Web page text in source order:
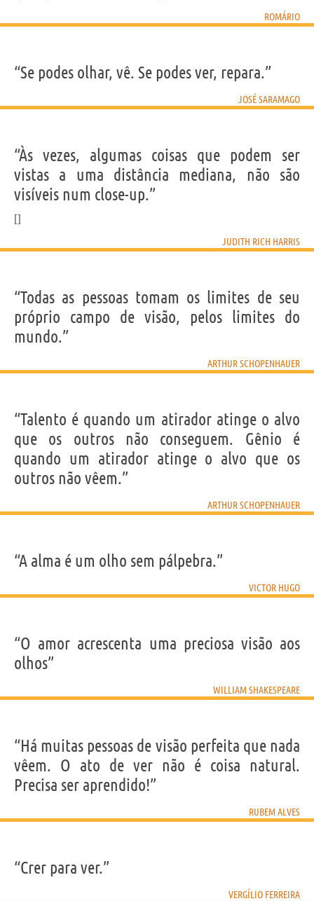
ROMÁRIO
“Se podes olhar, vê. Se podes ver, repara.”
JOSÉ SARAMAGO
“Às vezes, algumas coisas que podem ser
vistas a uma distância mediana, não são
visíveis num close-up.”
JUDITH RICH HARRIS
“Todas as pessoas tomam os limites de seu
próprio campo de visão, pelos limites do
mundo.”
ARTHUR SCHOPENHAUER
“Talento é quando um atirador atinge o alvo
que os outros não conseguem. Gênio é
quando um atirador atinge o alvo que os
outros não vêem.”
ARTHUR SCHOPENHAUER
“A alma é um olho sem pálpebra.”
VICTOR HUGO
“O amor acrescenta uma preciosa visão aos
olhos”
WILLIAM SHAKESPEARE
“Há muitas pessoas de visão perfeita que nada
vêem. O ato de ver não é coisa natural.
Precisa ser aprendido!”
RUBEM ALVES
“Crer para ver.”
VERGÍLIO FERREIRA